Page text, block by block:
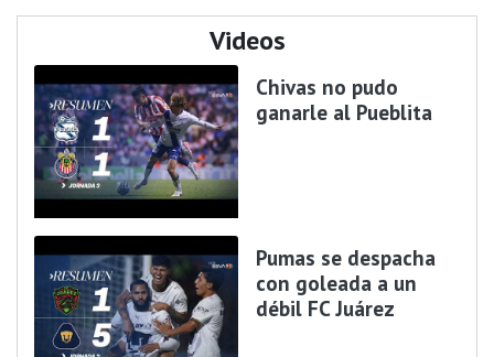
Videos
Chivas no pudo
ganarle al Pueblita
Pumas se despacha
con goleada a un
débil FC Juárez